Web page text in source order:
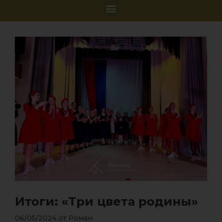
Итоги: «Три цвета родины»
06/05/2024 от Роман